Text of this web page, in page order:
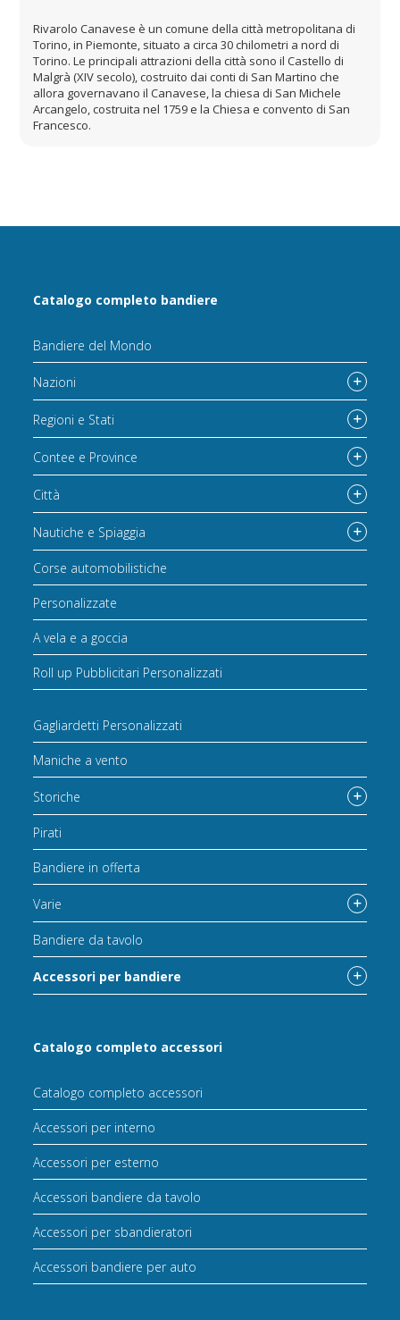
Rivarolo Canavese è un comune della città metropolitana di
Torino, in Piemonte, situato a circa 30 chilometri a nord di
Torino. Le principali attrazioni della città sono il Castello di
Malgrà (XIV secolo), costruito dai conti di San Martino che
allora governavano il Canavese, la chiesa di San Michele
Arcangelo, costruita nel 1759 e la Chiesa e convento di San
Francesco.
Catalogo completo bandiere
Bandiere del Mondo
Nazioni
Regioni e Stati
Contee e Province
Città
Nautiche e Spiaggia
Corse automobilistiche
Personalizzate
A vela e a goccia
Roll up Pubblicitari Personalizzati
Gagliardetti Personalizzati
Maniche a vento
Storiche
Pirati
Bandiere in offerta
Varie
Bandiere da tavolo
Accessori per bandiere
Catalogo completo accessori
Catalogo completo accessori
Accessori per interno
Accessori per esterno
Accessori bandiere da tavolo
Accessori per sbandieratori
Accessori bandiere per auto